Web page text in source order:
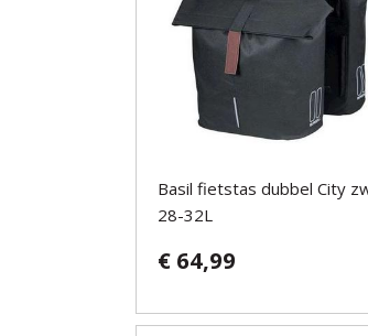
Basil fietstas dubbel City
28-32L
€ 64,99